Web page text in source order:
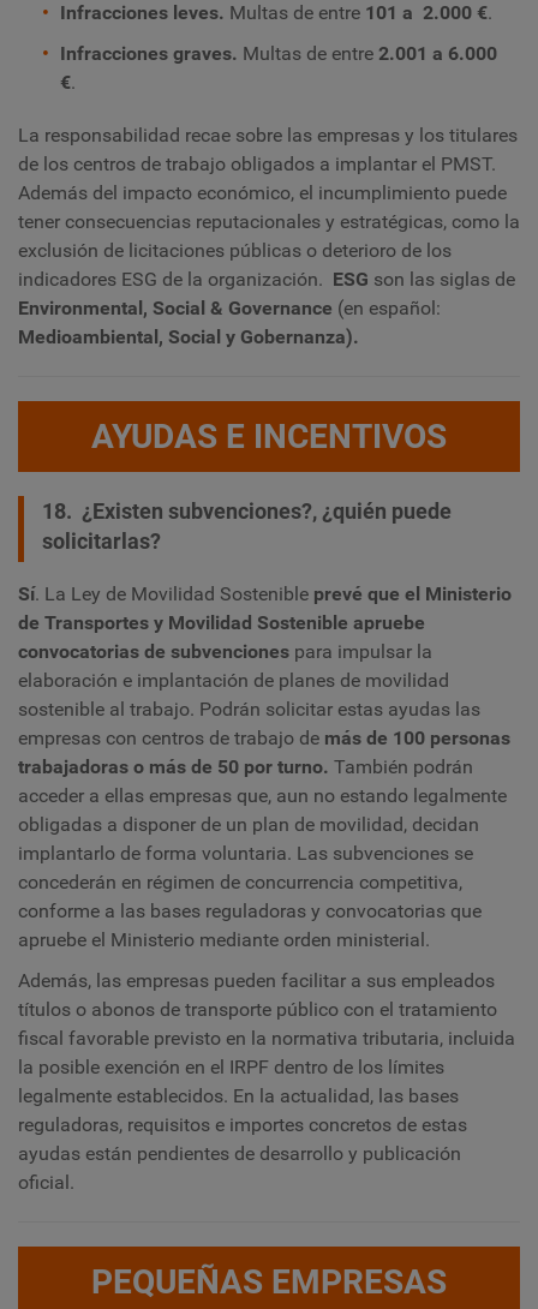
Infracciones leves. Multas de entre 101 a 2.000 €.
Infracciones graves. Multas de entre 2.001 a 6.000
€.
La responsabilidad recae sobre las empresas y los titulares
de los centros de trabajo obligados a implantar el PMST.
Además del impacto económico, el incumplimiento puede
tener consecuencias reputacionales y estratégicas, como la
exclusión de licitaciones públicas o deterioro de los
indicadores ESG de la organización. ESG son las siglas de
Environmental, Social & Governance (en español:
Medioambiental, Social y Gobernanza).
AYUDAS E INCENTIVOS
18. ¿Existen subvenciones?, ¿quién puede
solicitarlas?
Sí. La Ley de Movilidad Sostenible prevé que el Ministerio
de Transportes y Movilidad Sostenible apruebe
convocatorias de subvenciones para impulsar la
elaboración e implantación de planes de movilidad
sostenible al trabajo. Podrán solicitar estas ayudas las
empresas con centros de trabajo de más de 100 personas
trabajadoras o más de 50 por turno. También podrán
acceder a ellas empresas que, aun no estando legalmente
obligadas a disponer de un plan de movilidad, decidan
implantarlo de forma voluntaria. Las subvenciones se
concederán en régimen de concurrencia competitiva,
conforme a las bases reguladoras y convocatorias que
apruebe el Ministerio mediante orden ministerial.
Además, las empresas pueden facilitar a sus empleados
títulos o abonos de transporte público con el tratamiento
fiscal favorable previsto en la normativa tributaria, incluida
la posible exención en el IRPF dentro de los límites
legalmente establecidos. En la actualidad, las bases
reguladoras, requisitos e importes concretos de estas
ayudas están pendientes de desarrollo y publicación
oficial.
PEQUEÑAS EMPRESAS